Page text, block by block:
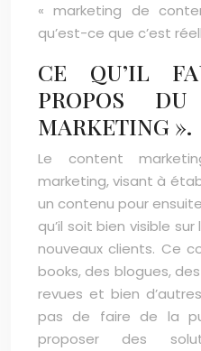
« marketing de
qu’est-ce que c’est
CE QU’IL
PROPOS
MARKETING ».
Le content
marketing, visant à
un contenu pour
qu’il soit bien visible
nouveaux clients. Ce
books, des blogues,
revues et bien
pas de faire de la
proposer des